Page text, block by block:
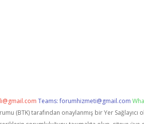
Teams:forumhizmeti@gmail.com
(BTK) tarafından onaylanmış bir Yer